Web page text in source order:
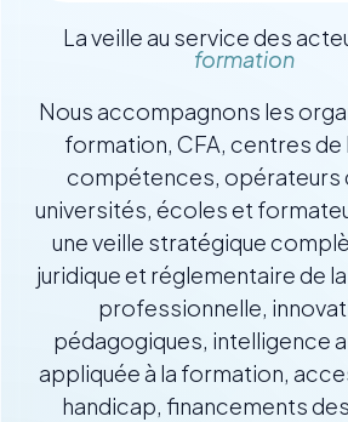
La veille au service des
formation
Nous accompagnons les
formation, CFA, centres de
compétences, opérateurs
universités, écoles et
une veille stratégique
juridique et réglementaire de
professionnelle,
pédagogiques, intelligence
appliquée à la formation,
handicap, financements